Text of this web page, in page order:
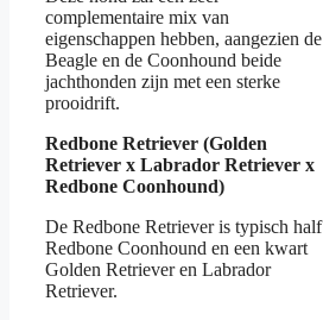
complementaire mix van
eigenschappen hebben, aangezien de
Beagle en de Coonhound beide
jachthonden zijn met een sterke
prooidrift.
Redbone Retriever (Golden
Retriever x Labrador Retriever x
Redbone Coonhound)
De Redbone Retriever is typisch half
Redbone Coonhound en een kwart
Golden Retriever en Labrador
Retriever.